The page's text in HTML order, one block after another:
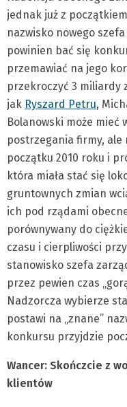
jednak już z
nazwisko nowego szefa
powinien bać się
przemawiać na jego
przekroczyć 3 miliardy
jak Ryszard Petru,
Bolanowski może mieć
postrzegania firmy, ale
początku 2010 roku i
która miała stać się
gruntownych zmian
ich pod rządami
porównywany do
czasu i cierpliwości
stanowisko szefa
przez pewien czas
Nadzorcza wybierze
postawi na „znane”
konkursu przyjdzie
Wancer: Skończcie z
klientów